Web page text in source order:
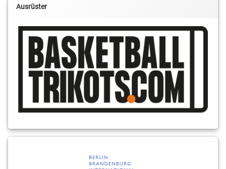
Ausrüster